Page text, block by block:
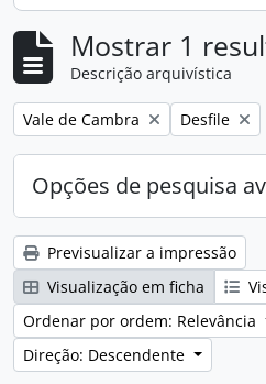
Mostrar 1
Descrição arquivística
Remover filtro:
Vale de Cambra Remover
Desfile
Opções de pesquisa
Previsualizar a impressão
Visualização em ficha
Ordenar por ordem: Relevância
Direção: Descendente